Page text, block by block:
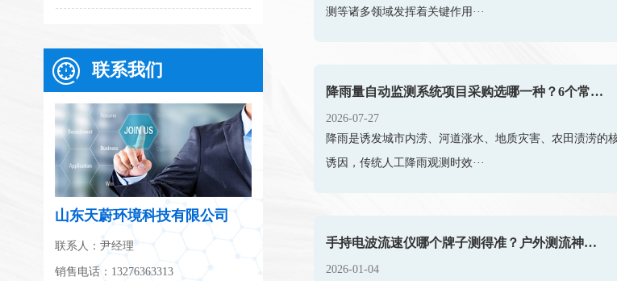
联系我们
山东天蔚环境科技有限公司
联系人：尹经理
销售电话：13276363313
测等诸多领域发挥着关键作用···
降雨量自动监测系统项目采购选哪一种？6个常见问题一篇搞懂
2026-07-27
降雨是诱发城市内涝、河道涨水、地质灾害、农田渍涝的
诱因，传统人工降雨观测时效···
手持电波流速仪哪个牌子测得准？户外测流神器推荐
2026-01-04